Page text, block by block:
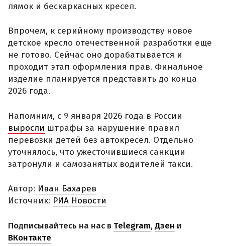
лямок и бескаркасных кресел.
Впрочем, к серийному производству новое
детское кресло отечественной разработки еще
не готово. Сейчас оно дорабатывается и
проходит этап оформления прав. Финальное
изделие планируется представить до конца
2026 года.
Напомним, с 9 января 2026 года в России
выросли штрафы за нарушение правил
перевозки детей без автокресел. Отдельно
уточнялось, что ужесточившиеся санкции
затронули и самозанятых водителей такси.
Автор: Иван Бахарев
Источник: РИА Новости
Подписывайтесь на нас в Telegram,Дзен и
ВКонтакте